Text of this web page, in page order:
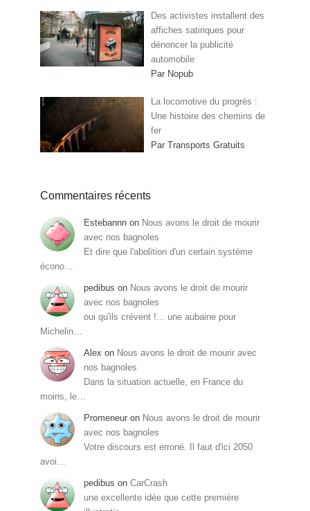
Des activistes installent des
affiches satiriques pour
dénoncer la publicité
automobile
Par Nopub
La locomotive du progrès :
Une histoire des chemins de
fer
Par Transports Gratuits
Commentaires récents
Estebannn on Nous avons le droit de mourir
avec nos bagnoles
Et dire que l'abolition d'un certain système
écono…
pedibus on Nous avons le droit de mourir
avec nos bagnoles
oui qu'ils crèvent !... une aubaine pour
Michelin…
Alex on Nous avons le droit de mourir avec
nos bagnoles
Dans la situation actuelle, en France du
moins, le…
Promeneur on Nous avons le droit de mourir
avec nos bagnoles
Votre discours est erroné. Il faut d'ici 2050
avoi…
pedibus on CarCrash
une excellente idée que cette première